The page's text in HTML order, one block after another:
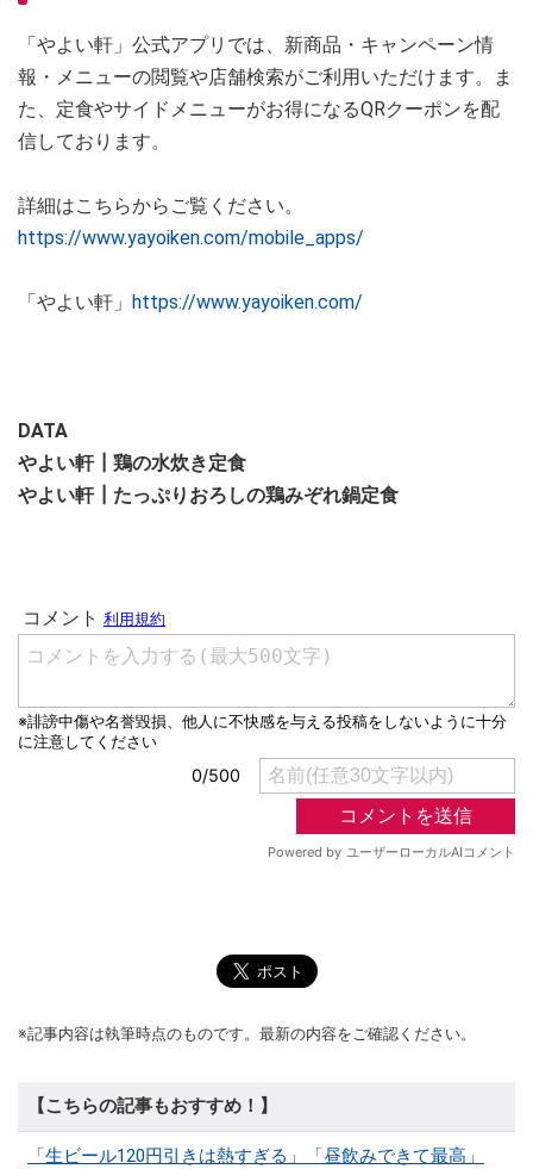
「やよい軒」公式アプリでは、新商品・キャンペーン情
報・メニューの閲覧や店舗検索がご利用いただけます。ま
た、定食やサイドメニューがお得になるQRクーポンを配
信しております。
詳細はこちらからご覧ください。
https://www.yayoiken.com/mobile_apps/
「やよい軒」 https://www.yayoiken.com/
DATA
やよい軒┃鶏の水炊き定食
やよい軒┃たっぷりおろしの鶏みぞれ鍋定食
※記事内容は執筆時点のものです。最新の内容をご確認ください。
【こちらの記事もおすすめ！】
「生ビール120円引きは熱すぎる」「昼飲みできて最高」